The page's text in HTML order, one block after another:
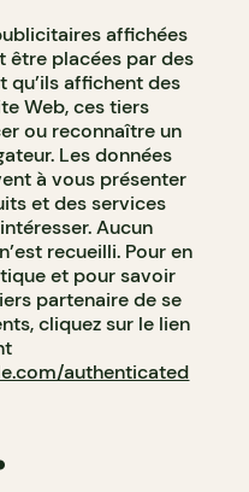
affichées
être placées par des
qu’ils affichent des
Web, ces tiers
ou reconnaître un
Les données
à vous présenter
et des services
Aucun
recueilli. Pour en
et pour savoir
partenaire de se
cliquez sur le lien
authenticated